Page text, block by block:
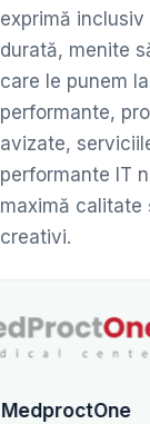
exprimă
durată, menite
care le punem
performante,
avizate,
performante IT
maximă calitate
creativi.